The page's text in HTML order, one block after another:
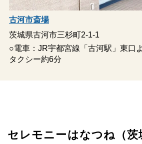
古河市斎場
茨城県古河市三杉町2-1-1
○電車：JR宇都宮線「古河駅」東口
タクシー約6分
セレモニーはなつね（茨